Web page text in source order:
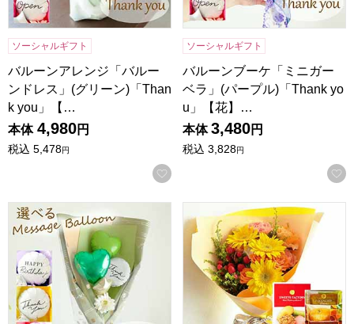
ソーシャルギフト
バルーンアレンジ「バルー
ンドレス」(グリーン)「Than
k you」【…
本体 4,980円
税込 5,478円
お気に入りに登録する
ソーシャルギフト
バルーンブーケ「ミニガー
ベラ」(パープル)「Thank yo
u」【花】…
本体 3,480円
税込 3,828円
バルーンブーケ「ミニガーベラ」(グリーン)「Thank you」
そよはなブーケ(おまかせイ